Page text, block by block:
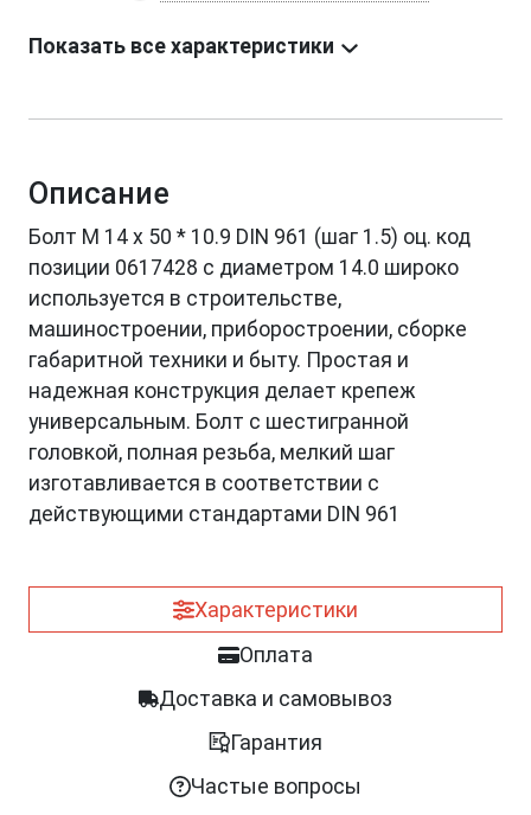
Показать все характеристики
Описание
Болт М 14 х 50 * 10.9 DIN 961 (шаг 1.5) оц. код
позиции 0617428 с диаметром 14.0 широко
используется в строительстве,
машиностроении, приборостроении, сборке
габаритной техники и быту. Простая и
надежная конструкция делает крепеж
универсальным. Болт с шестигранной
головкой, полная резьба, мелкий шаг
изготавливается в соответствии с
действующими стандартами DIN 961
Характеристики
Оплата
Доставка и самовывоз
Гарантия
Частые вопросы